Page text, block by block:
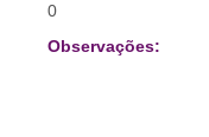
0
Observações: